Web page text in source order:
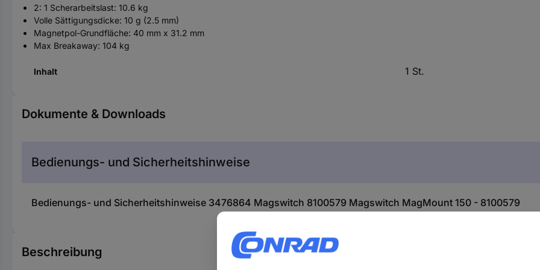
2: 1 Scherarbeitslast: 10.6 kg
Volle Sättigungsdicke: 10 g (2.5 mm)
Magnetpol-Grundfläche: 40 mm x 31.2 mm
Max Breakaway: 104 kg
Inhalt 1 St.
Dokumente & Downloads
Bedienungs- und Sicherheitshinweise
Bedienungs- und Sicherheitshinweise 3476864 Magswitch 8100579 Magswitch MagMount 150 - 8100579
Beschreibung